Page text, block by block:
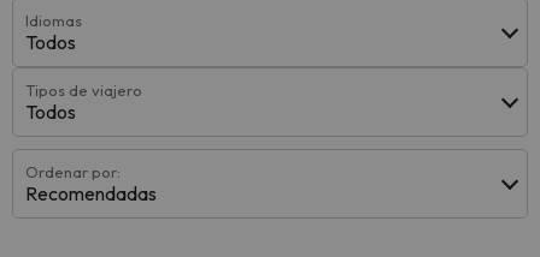
Idiomas
Todos
Tipos de viajero
Todos
Ordenar por:
Recomendadas